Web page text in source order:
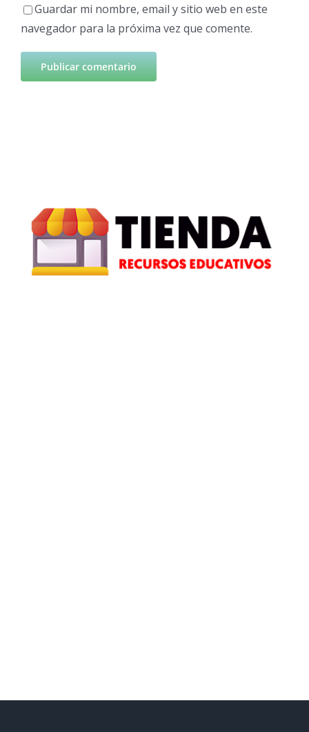
Guardar mi nombre, email y sitio web en este
navegador para la próxima vez que comente.